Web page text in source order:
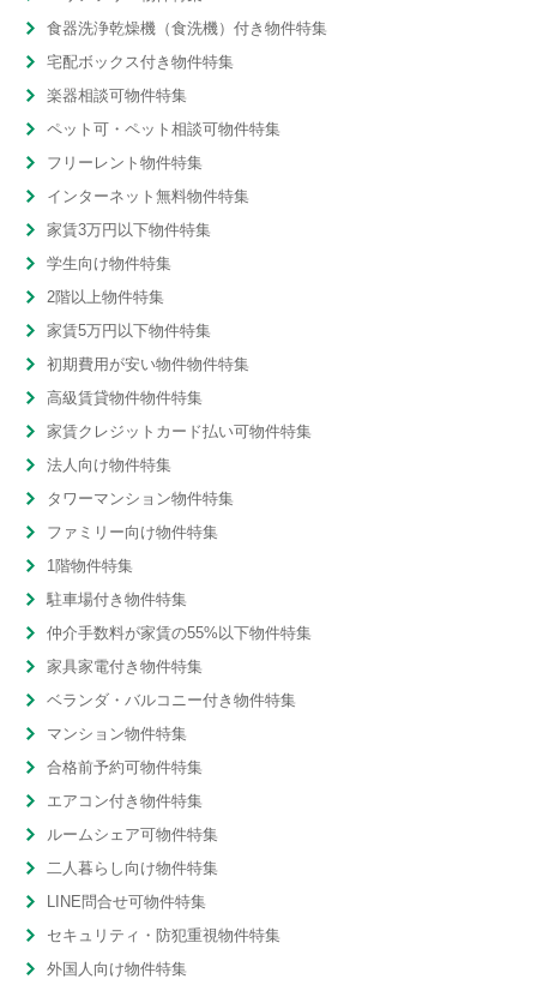
食器洗浄乾燥機（食洗機）付き物件特集
宅配ボックス付き物件特集
楽器相談可物件特集
ペット可・ペット相談可物件特集
フリーレント物件特集
インターネット無料物件特集
家賃3万円以下物件特集
学生向け物件特集
2階以上物件特集
家賃5万円以下物件特集
初期費用が安い物件物件特集
高級賃貸物件物件特集
家賃クレジットカード払い可物件特集
法人向け物件特集
タワーマンション物件特集
ファミリー向け物件特集
1階物件特集
駐車場付き物件特集
仲介手数料が家賃の55%以下物件特集
家具家電付き物件特集
ベランダ・バルコニー付き物件特集
マンション物件特集
合格前予約可物件特集
エアコン付き物件特集
ルームシェア可物件特集
二人暮らし向け物件特集
LINE問合せ可物件特集
セキュリティ・防犯重視物件特集
外国人向け物件特集